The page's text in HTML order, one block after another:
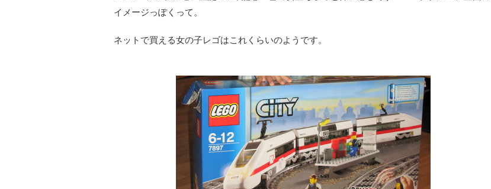
イメージっぽくって。
ネットで買える女の子レゴはこれくらいのようです。